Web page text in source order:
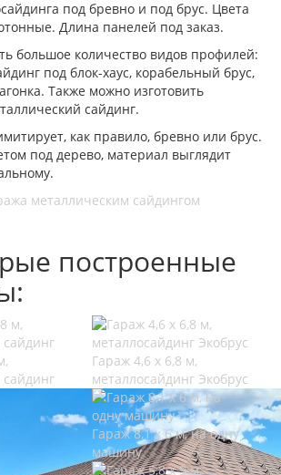
под бревно и под брус. Цвета
Длина панелей под заказ.
большое количество видов профилей:
под блок-хаус, корабельный брус,
Также можно изготовить
сайдинг.
как правило, бревно или брус.
под дерево, материал выглядит
построенные
Гараж 4,6 х 6,8 м,
металлосайдинг Экобрус
Гараж 8,1 х 6 м, на одну
машину